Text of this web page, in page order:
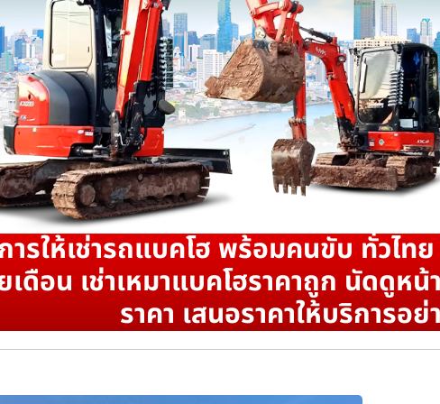
ารให้เช่ารถแบคโฮ พร้อมคนขับ ทั่วไทย
เดือน เช่าเหมาแบคโฮราคาถูก นัดดูห
ราคา เสนอราคาให้บริการอ